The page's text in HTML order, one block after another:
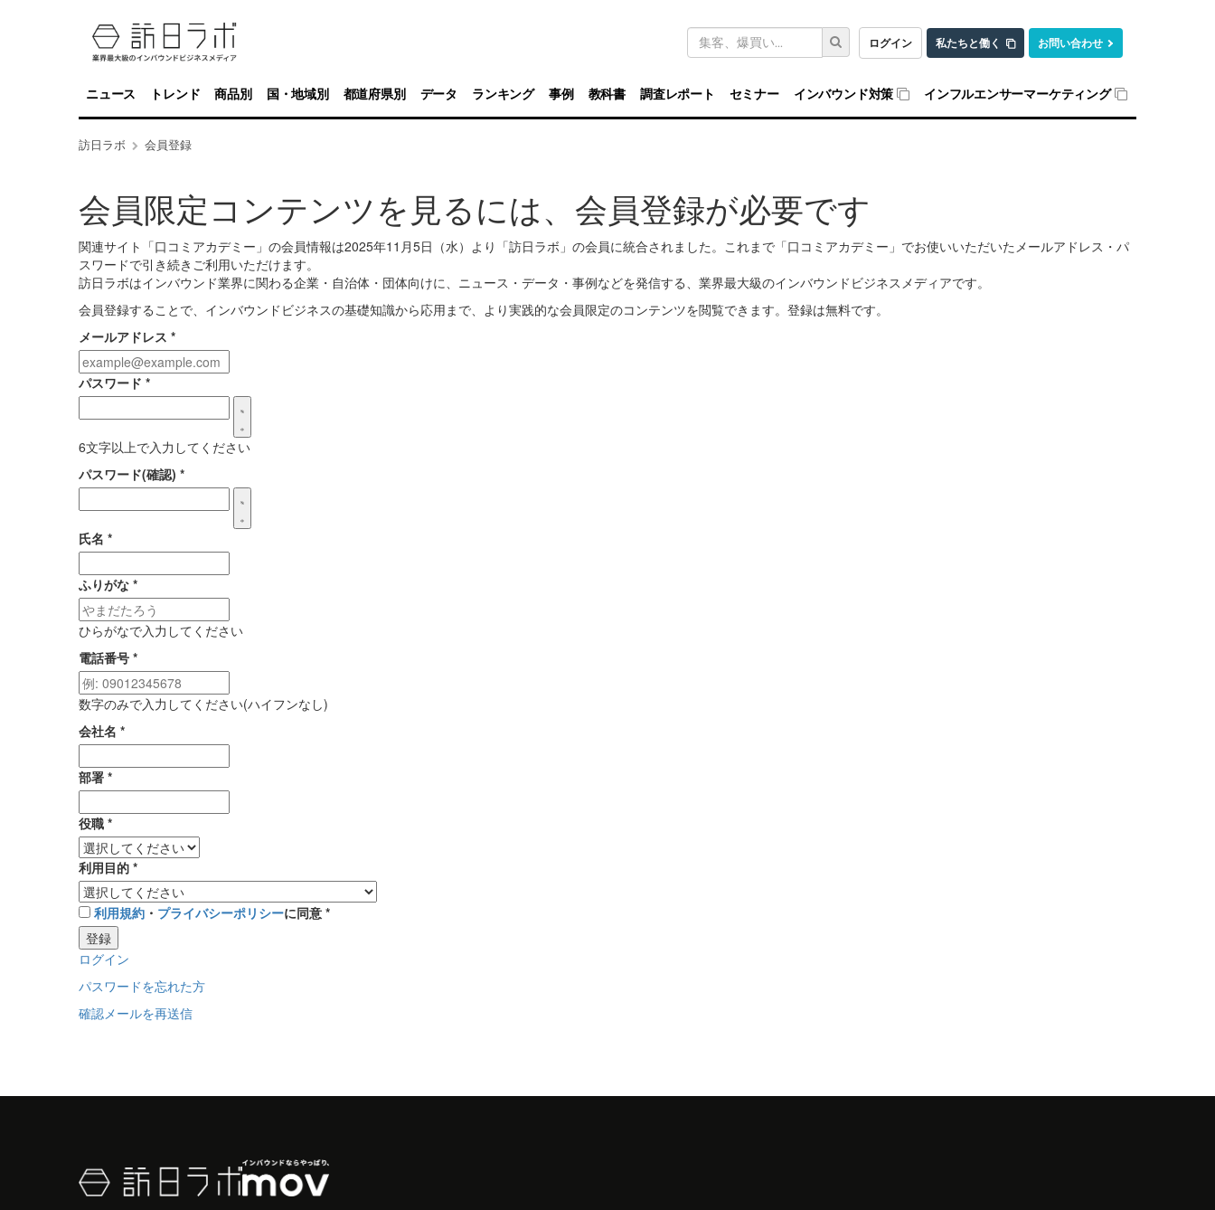
ログイン 私たちと働く お問い合わせ
キ
ワ
ド
検
索
ニュース トレンド 商品別 国・地域別 都道府県別 データ ランキング 事例 教科書 調査レポート セミナー インバウンド対策 インフルエンサーマーケティング
訪日ラボ 会員登録
会員限定コンテンツを見るには、会員登録が必要です
関連サイト「口コミアカデミー」の会員情報は2025年11月5日（水）より「訪日ラボ」の会員に統合されました。これまで「口コミアカデミー」でお使いいただいたメールアドレス・パ
スワードで引き続きご利用いただけます。
訪日ラボはインバウンド業界に関わる企業・自治体・団体向けに、ニュース・データ・事例などを発信する、業界最大級のインバウンドビジネスメディアです。
会員登録することで、インバウンドビジネスの基礎知識から応用まで、より実践的な会員限定のコンテンツを閲覧できます。登録は無料です。
メールアドレス *
パスワード *
6文字以上で入力してください
パスワード(確認) *
氏名 *
ふりがな *
ひらがなで入力してください
電話番号 *
数字のみで入力してください(ハイフンなし)
会社名 *
部署 *
役職 *
利用目的 *
利用規約 ・ プライバシーポリシーに同意 *
登録
ログイン
パスワードを忘れた方
確認メールを再送信